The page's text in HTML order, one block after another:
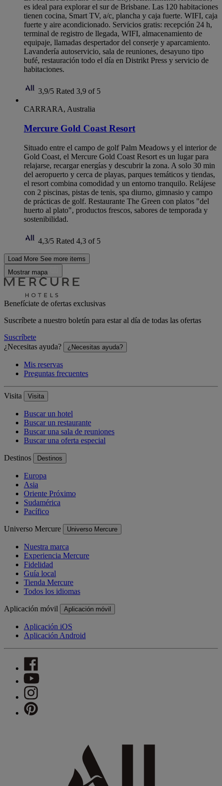
es ideal para explorar el sur de Brisbane. Las 120 habitaciones
tienen cocina, Smart TV, a/c, plancha y caja fuerte. WIFI, caja
fuerte y aire acondicionado. Servicios gratis: recepción 24 h,
terminal de registro de llegada, WIFI, almacenamiento de
equipaje, llamadas despertador del conserje y aparcamiento.
Lavandería autoservicio, sala de reuniones, desayuno tipo
bufé, restauración todo el día en Distrikt Press y servicio de
habitaciones.
3,9/5 Rated 3,9 of 5
CARRARA, Australia
Mercure Gold Coast Resort
Situado entre el campo de golf Palm Meadows y el interior de
Gold Coast, el Mercure Gold Coast Resort es un lugar para
relajarse, recargar energías y descubrir la zona. A solo 30 min
del aeropuerto y cerca de playas, parques temáticos y tiendas,
el resort combina comodidad y un entorno tranquilo. Relájese
con 2 piscinas, pistas de tenis, spa diurno, gimnasio y campo
de prácticas de golf. Restaurante The Green con platos "del
huerto al plato", productos frescos, sabores de temporada y
sostenibilidad.
4,3/5 Rated 4,3 of 5
Load More See more items
Mostrar mapa
Benefíciate de ofertas exclusivas
Suscríbete a nuestro boletín para estar al día de todas las ofertas
Suscríbete
¿Necesitas ayuda?
¿Necesitas ayuda?
Mis reservas
Preguntas frecuentes
Visita Visita
Buscar un hotel
Buscar un restaurante
Buscar una sala de reuniones
Buscar una oferta especial
Destinos Destinos
Europa
Asia
Oriente Próximo
Sudamérica
Pacífico
Universo Mercure Universo Mercure
Nuestra marca
Experiencia Mercure
Fidelidad
Guía local
Tienda Mercure
Todos los idiomas
Aplicación móvil Aplicación móvil
Aplicación iOS
Aplicación Android